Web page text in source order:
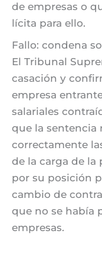
de empresas o
lícita para ello.
Fallo: condena
El Tribunal
casación y
empresa
salariales
que la sentencia
correctamente
de la carga de la
por su posición
cambio de
que no se había
empresas.